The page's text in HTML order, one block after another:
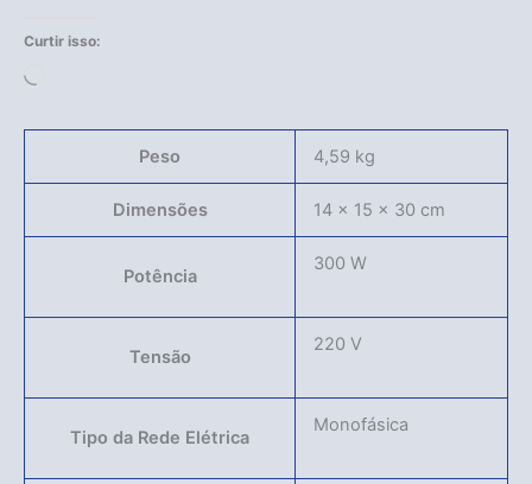
Curtir isso:
Peso 4,59 kg
Dimensões 14 × 15 × 30 cm
Potência
300 W
Tensão
220 V
Tipo da Rede Elétrica
Monofásica